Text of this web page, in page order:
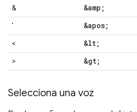
& &amp;
' &apos;
< &lt;
> &gt;
Selecciona una voz